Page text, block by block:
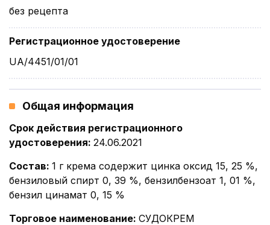
без рецепта
Регистрационное удостоверение
UA/4451/01/01
Общая информация
Срок действия регистрационного
удостоверения: 24.06.2021
Состав: 1 г крема содержит цинка оксид 15, 25 %,
бензиловый спирт 0, 39 %, бензилбензоат 1, 01 %,
бензил цинамат 0, 15 %
Торговое наименование: СУДОКРЕМ